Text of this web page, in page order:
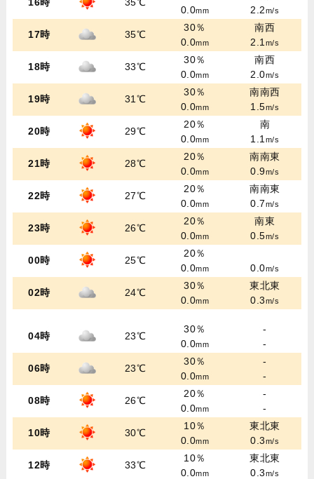
16時 35℃
0.0mm
2.2m/s
17時 35℃
30％
0.0mm
南西
2.1m/s
18時 33℃
30％
0.0mm
南西
2.0m/s
19時 31℃
30％
0.0mm
南南西
1.5m/s
20時 29℃
20％
0.0mm
南
1.1m/s
21時 28℃
20％
0.0mm
南南東
0.9m/s
22時 27℃
20％
0.0mm
南南東
0.7m/s
23時 26℃
20％
0.0mm
南東
0.5m/s
00時 25℃
20％
0.0mm 0.0m/s
02時 24℃
30％
0.0mm
東北東
0.3m/s
04時 23℃
30％
0.0mm
-
-
06時 23℃
30％
0.0mm
-
-
08時 26℃
20％
0.0mm
-
-
10時 30℃
10％
0.0mm
東北東
0.3m/s
12時 33℃
10％
0.0mm
東北東
0.3m/s